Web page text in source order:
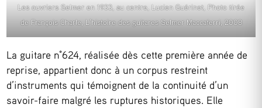
Les ouvriers Selmer en 1933, au centre, Lucien Guérinet, Photo tirée
de François Charle, L’histoire des guitares Selmer Maccaferri, 2008
La guitare n°624, réalisée dès cette première année de
reprise, appartient donc à un corpus restreint
d’instruments qui témoignent de la continuité d’un
savoir-faire malgré les ruptures historiques. Elle